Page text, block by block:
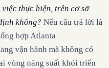
thực hiện, trên cơ sở
không? Nếu câu trả lời là
hợp Atlanta
vận hành mà không có
vùng năng suất khỏi triển